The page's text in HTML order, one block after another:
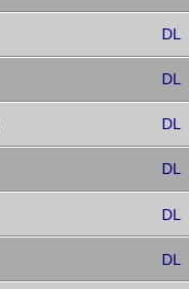
DL
DL
DL
DL
DL
DL